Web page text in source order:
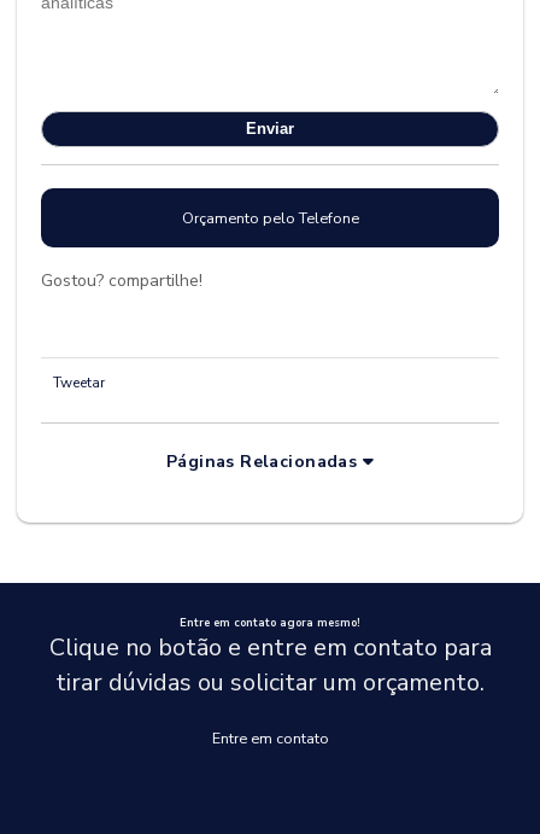
Orçamento pelo Telefone
Gostou? compartilhe!
Tweetar
Páginas Relacionadas
Entre em contato agora mesmo!
Clique no botão e entre em contato para
tirar dúvidas ou solicitar um orçamento.
Entre em contato